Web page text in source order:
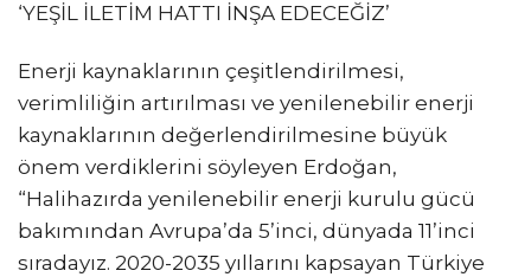
‘YEŞİL İLETİM HATTI İNŞA EDECEĞİZ’
Enerji kaynaklarının çeşitlendirilmesi,
verimliliğin artırılması ve yenilenebilir enerji
kaynaklarının değerlendirilmesine büyük
önem verdiklerini söyleyen Erdoğan,
“Halihazırda yenilenebilir enerji kurulu gücü
bakımından Avrupa’da 5’inci, dünyada 11’inci
sıradayız. 2020-2035 yıllarını kapsayan Türkiye